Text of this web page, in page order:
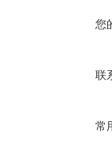
您
联
常